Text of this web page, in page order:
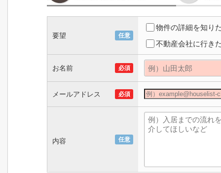
要望 任意
物件の詳細を知り
不動産会社に行き
お名前 必須
メールアドレス 必須
内容 任意